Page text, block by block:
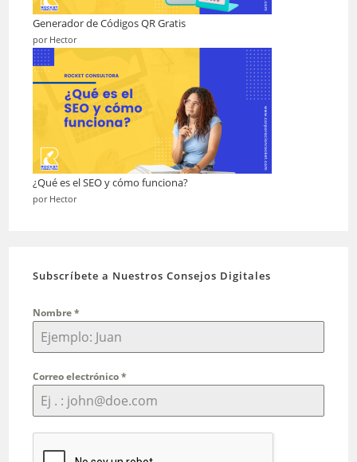
Generador de Códigos QR Gratis
por Hector
¿Qué es el SEO y cómo funciona?
por Hector
Subscríbete a Nuestros Consejos Digitales
Nombre*
Correo electrónico*